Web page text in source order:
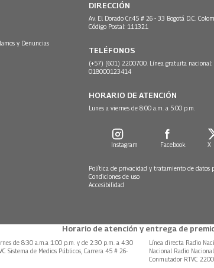
y Denuncias
DIRECCIÓN
Av. El Dorado Cr.45 # 26 - 33 Bogotá D.C.
Código Postal: 111321
TELÉFONOS
(+57) (601) 2200700. Línea gratuita nacional:
018000123414
HORARIO DE ATENCIÓN
Lunes a viernes de 8:00 a.m. a 5:00 p.m.
Instagram Facebook X
Política de privacidad y tratamiento de datos
Condiciones de uso
Accesibilidad
Horario de atención y entrega de
de 8:30 a.m.a 1:00 p.m. y de 2:30 p.m. a 4:30
Sistema de Medios Públicos, Carrera 45 # 26-
Línea directa Radio
Nacional Radio
Conmutador RTVC